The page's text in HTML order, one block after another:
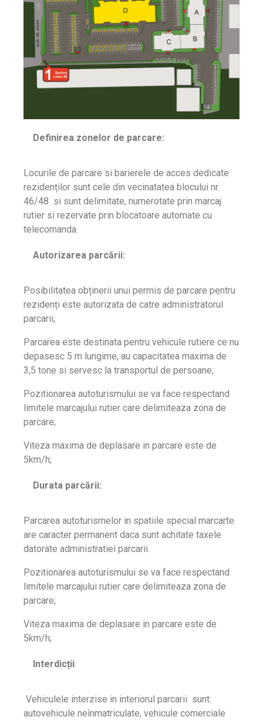
Definirea zonelor de parcare:
Locurile de parcare si barierele de acces dedicate
rezidenților sunt cele din vecinatatea blocului nr.
46/48 si sunt delimitate, numerotate prin marcaj
rutier si rezervate prin blocatoare automate cu
telecomanda.
Autorizarea parcării:
Posibilitatea obținerii unui permis de parcare pentru
rezidenți este autorizata de catre administratorul
parcarii;
Parcarea este destinata pentru vehicule rutiere ce nu
depasesc 5 m lungime, au capacitatea maxima de
3,5 tone si servesc la transportul de persoane;
Pozitionarea autoturismului se va face respectand
limitele marcajului rutier care delimiteaza zona de
parcare;
Viteza maxima de deplasare in parcare este de
5km/h;
Durata parcării:
Parcarea autoturismelor in spatiile special marcarte
are caracter permanent daca sunt achitate taxele
datorate administratiei parcarii.
Pozitionarea autoturismului se va face respectand
limitele marcajului rutier care delimiteaza zona de
parcare;
Viteza maxima de deplasare in parcare este de
5km/h;
Interdicții:
Vehiculele interzise in interiorul parcarii sunt:
autovehicule neînmatriculate, vehicule comerciale